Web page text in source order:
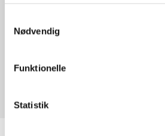
Nødvendig
Funktionelle
Statistik
Artikler med samme emner